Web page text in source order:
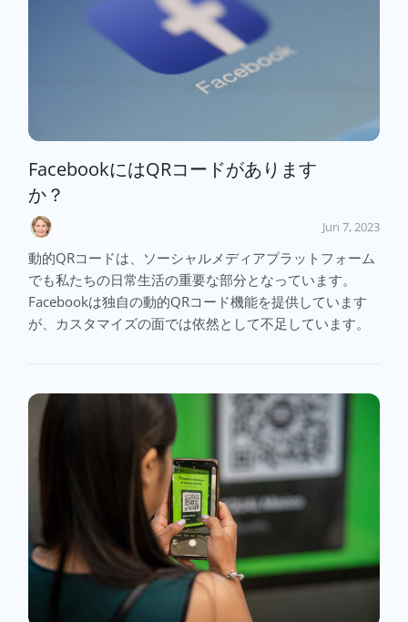
FacebookにはQRコードがあります
か？
Jun 7, 2023
動的QRコードは、ソーシャルメディアプラットフォーム
でも私たちの日常生活の重要な部分となっています。
Facebookは独自の動的QRコード機能を提供しています
が、カスタマイズの面では依然として不足しています。